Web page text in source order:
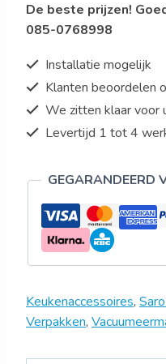
De beste prijzen!
085-0768998
Installatie mogelijk
Klanten beoordelen
We zitten klaar voor
Levertijd 1 tot 4
GEGARANDEERD
Keukenaccessoires,
Verpakken,